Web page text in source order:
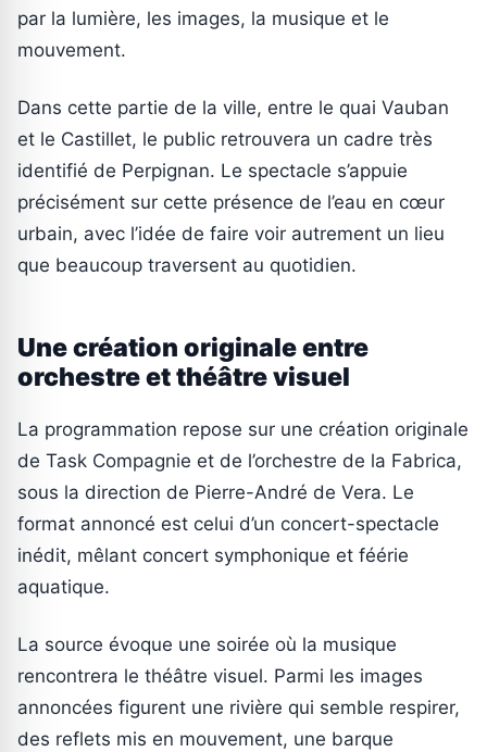
par la lumière, les images, la musique et le
mouvement.
Dans cette partie de la ville, entre le quai Vauban
et le Castillet, le public retrouvera un cadre très
identifié de Perpignan. Le spectacle s’appuie
précisément sur cette présence de l’eau en cœur
urbain, avec l’idée de faire voir autrement un lieu
que beaucoup traversent au quotidien.
Une création originale entre
orchestre et théâtre visuel
La programmation repose sur une création originale
de Task Compagnie et de l’orchestre de la Fabrica,
sous la direction de Pierre-André de Vera. Le
format annoncé est celui d’un concert-spectacle
inédit, mêlant concert symphonique et féérie
aquatique.
La source évoque une soirée où la musique
rencontrera le théâtre visuel. Parmi les images
annoncées figurent une rivière qui semble respirer,
des reflets mis en mouvement, une barque